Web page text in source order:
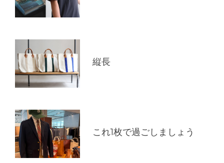
縦長
これ1枚で過ごしましょう